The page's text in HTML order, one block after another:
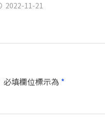
2022-11-21
必填欄位標示為 *